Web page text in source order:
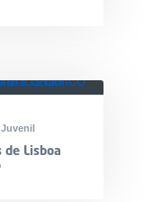
de Lisboa